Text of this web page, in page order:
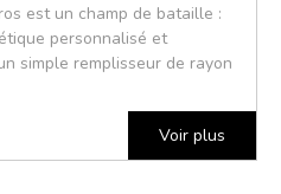
est un champ de bataille :
personnalisé et
simple remplisseur de rayon
Voir plus